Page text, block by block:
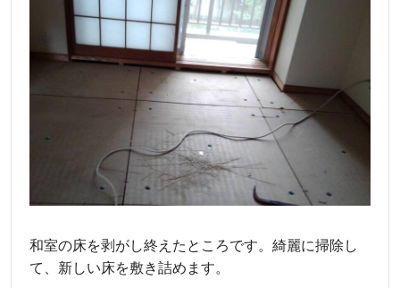
和室の床を剥がし終えたところです。綺麗に掃除し
て、新しい床を敷き詰めます。